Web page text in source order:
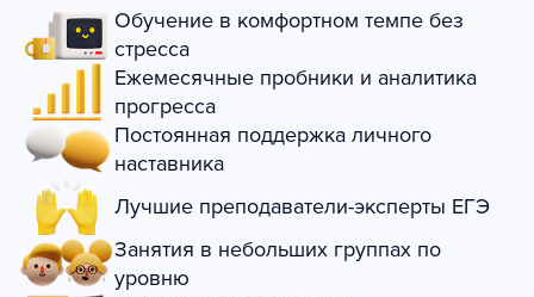
Обучение в комфортном темпе без
стресса
Ежемесячные пробники и аналитика
прогресса
Постоянная поддержка личного
наставника
Лучшие преподаватели-эксперты ЕГЭ
Занятия в небольших группах по
уровню